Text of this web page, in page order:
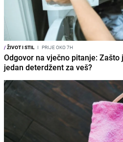
/ŽIVOT I STIL I PRIJE OKO 7H
Odgovor na vječno pitanje:
jedan deterdžent za veš?